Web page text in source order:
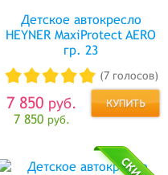
Детское автокресло
HEYNER MaxiProtect AERO
гр. 23
(7 голосов)
7 850 руб.
7 850 руб.